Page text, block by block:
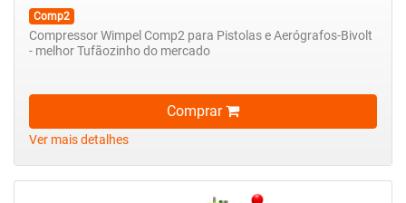
Comp2
Compressor Wimpel Comp2 para Pistolas e Aerógrafos-Bivolt
- melhor Tufãozinho do mercado
Comprar
Ver mais detalhes